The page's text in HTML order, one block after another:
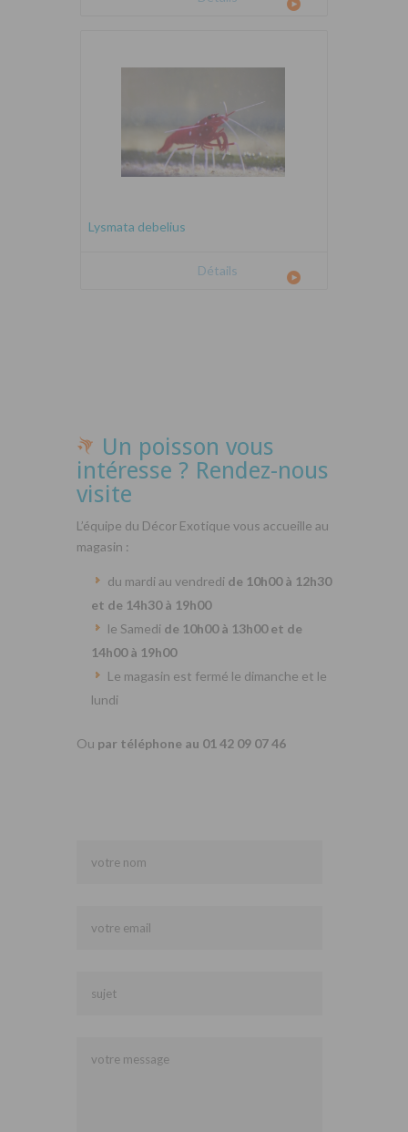
Lysmata debelius
Détails
Un poisson vous
intéresse ? Rendez-nous
visite
L’équipe du Décor Exotique vous accueille au
magasin :
du mardi au vendredi de 10h00 à 12h30
et de 14h30 à 19h00
le Samedi de 10h00 à 13h00 et de
14h00 à 19h00
Le magasin est fermé le dimanche et le
lundi
Ou par téléphone au 01 42 09 07 46